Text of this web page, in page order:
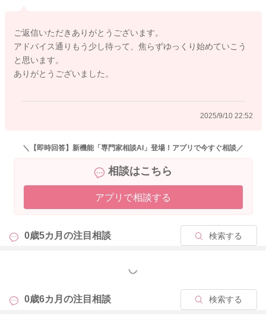
実際に試してみないとわからないところもあるかもしれないの
ですが、
よかったら参考になさってください。
2025/9/10 20:51
ご返信いただきありがとうございます。
アドバイス通りもう少し待って、焦らずゆっくり始めていこう
と思います。
ありがとうございました。
2025/9/10 22:52
＼【即時回答】新機能「専門家相談AI」登場！アプリで今すぐ相談／
相談はこちら
アプリで相談する
0歳5カ月の注目相談 検索する
もっと見る
0歳6カ月の注目相談 検索する